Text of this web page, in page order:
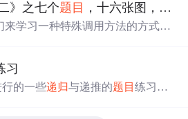
学习算法的过程中，总是对
递归
清晰，终于在这几天自己思考了
认为这对我学习算法有里程碑式
印象的时候写下我的思考过程，
客，留给正在学习 递归算法的人
》之七个题目 ，十六张图，让你不惧
来学习一种特殊调用方法的方式，
习
的一些递归与递推的题目练习，